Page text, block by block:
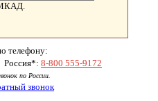
телефону:
Россия*: 8-800 555-9172
по России.
звонок